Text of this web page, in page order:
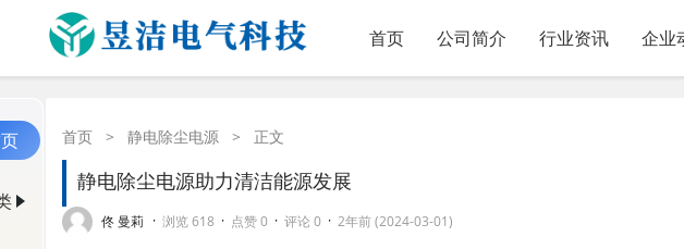
首页 公司简介 行业资讯 企业
首页 > 静电除尘电源 > 正文
静电除尘电源助力清洁能源发展
佟 曼莉 · 浏览 618 · 点赞 0 · 评论 0 · 2年前 (2024-03-01)